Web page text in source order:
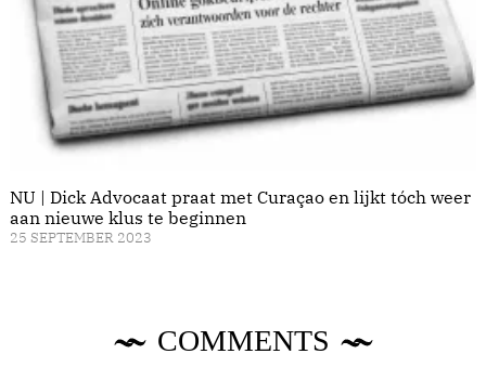
NU | Dick Advocaat praat met Curaçao en lijkt tóch weer
aan nieuwe klus te beginnen
25 SEPTEMBER 2023
COMMENTS